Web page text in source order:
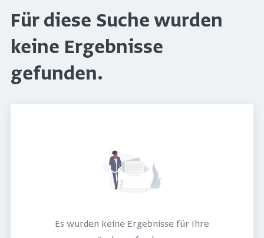
Für diese Suche wurden
keine Ergebnisse
gefunden.
Es wurden keine Ergebnisse für Ihre